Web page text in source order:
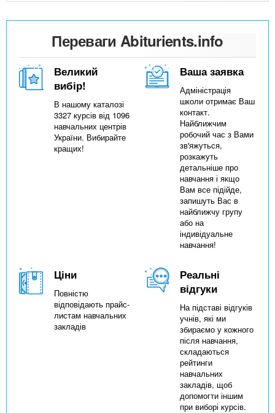
Переваги Abiturients.info
Великий
вибір!
В нашому каталозі
3327 курсів від 1096
навчальних центрів
України. Вибирайте
кращих!
Ваша заявка
Адміністрація
школи отримає Ваш
контакт.
Найближчим
робочий час з Вами
зв'яжуться,
розкажуть
детальніше про
навчання і якщо
Вам все підійде,
запишуть Вас в
найближчу групу
або на
індивідуальне
навчання!
Ціни
Повністю
відповідають прайс-
листам навчальних
закладів
Реальні
відгуки
На підставі відгуків
учнів, які ми
збираємо у кожного
після навчання,
складаються
рейтинги
навчальних
закладів, щоб
допомогти іншим
при виборі курсів.